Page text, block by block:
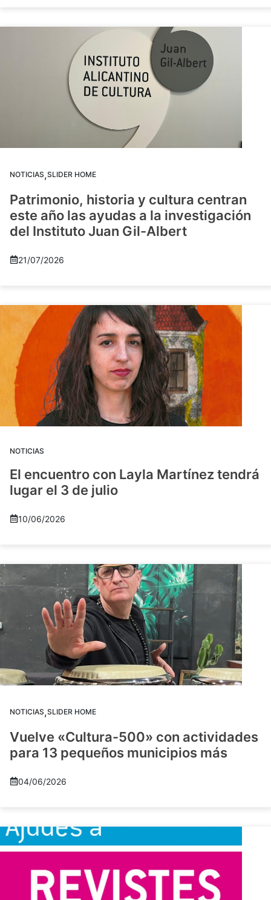
NOTICIAS,SLIDER HOME
Patrimonio, historia y cultura centran
este año las ayudas a la investigación
del Instituto Juan Gil-Albert
21/07/2026
NOTICIAS
El encuentro con Layla Martínez tendrá
lugar el 3 de julio
10/06/2026
NOTICIAS,SLIDER HOME
Vuelve «Cultura-500» con actividades
para 13 pequeños municipios más
04/06/2026